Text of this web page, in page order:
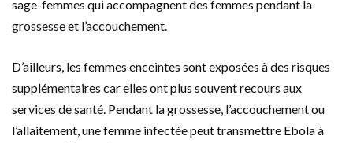
sage-femmes qui accompagnent des femmes pendant la
grossesse et l’accouchement.
D’ailleurs, les femmes enceintes sont exposées à des risques
supplémentaires car elles ont plus souvent recours aux
services de santé. Pendant la grossesse, l’accouchement ou
l’allaitement, une femme infectée peut transmettre Ebola à